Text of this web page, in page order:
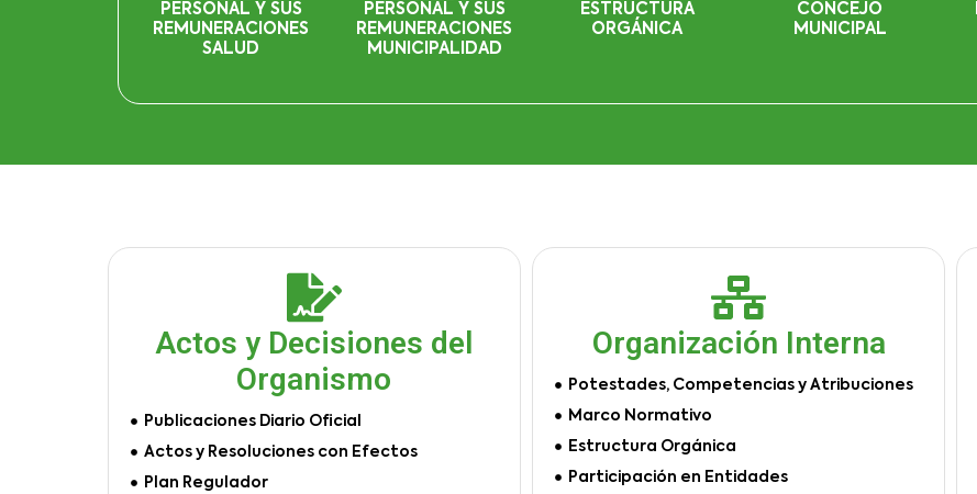
PERSONAL Y SUS
REMUNERACIONES
SALUD
PERSONAL Y SUS
REMUNERACIONES
MUNICIPALIDAD
ESTRUCTURA
ORGÁNICA
CONCEJO
MUNICIPAL
Actos y Decisiones del
Organismo
Publicaciones Diario Oficial
Actos y Resoluciones con Efectos
Plan Regulador
Organización Interna
Potestades, Competencias y Atribuciones
Marco Normativo
Estructura Orgánica
Participación en Entidades